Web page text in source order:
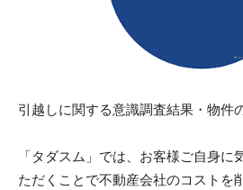
引越しに関する意識調査結果・物件
「タダスム」では、お客様ご自身に
ただくことで不動産会社のコストを